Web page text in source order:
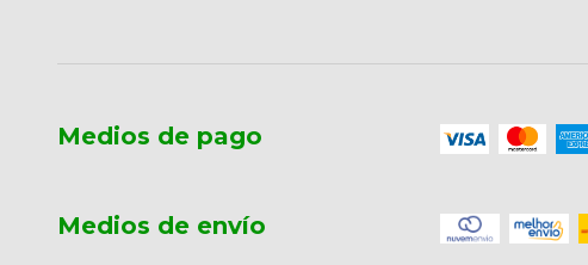
Medios de pago
Medios de envío